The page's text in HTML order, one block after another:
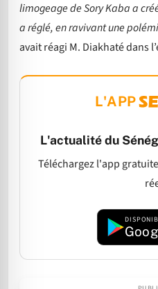
limogeage de Sory Kaba a
a réglé, en ravivant une
avait réagi M. Diakhaté dans
L'APP
L'actualité du
Téléchargez l'app